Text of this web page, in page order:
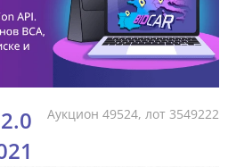
Аукцион 49524, лот 3549222